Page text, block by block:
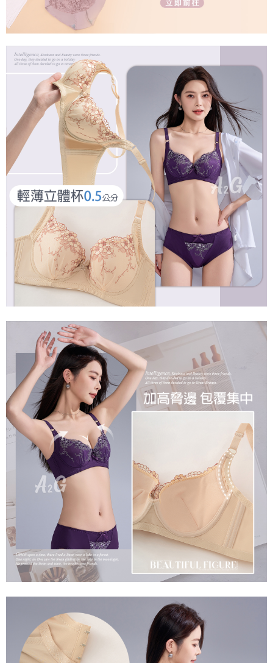
後付繳納相關費用。
※ 交易是否成功請以「AFTEE先享後付 」之結帳頁面顯示為準，若有關於
是否繳費成功／繳費後需取消欲退款等相關疑問，請聯繫「AFTEE先享後付
【注意事項】
１．透過由恩沛科技股份有限公司提供之「AFTEE先享後付」服務完成之交
易，需依本服務之必要範圍內提供個人資料，並將交易相關給付款項請求債
權轉讓予恩沛科技股份有限公司。
２．關於個人資料處理事宜，請瀏覽以下網址：
https://aftee.tw/terms/#terms3
３．未成年的使用者請事先徵得法定代理人或監護人之同意方可使用
「AFTEE先享後付」，若未經同意申辦者引起之損失，本公司不負相關責
任。
４．使用「AFTEE先享後付」時，將依據個別帳號之用戶狀況，依本公司即
時審查核予不同之上限額度；若仍有額度不足之情形，本公司將視審查結果
請求用戶進行身份認證。
５．嚴禁一人註冊多個帳號或使用他人資訊註冊。若發現惡意使用之情形，
恩沛科技股份有限公司將有權停止該用戶之使用額度並採取法律行動。
付款後7-11取貨
每筆NT$60，滿NT$699(含以上)免運費
宅配
每筆NT$100，滿NT$2,000(含以上)免運費